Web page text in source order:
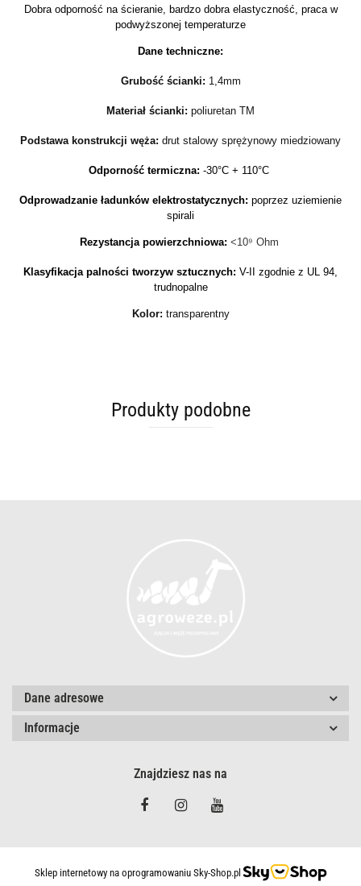
Dobra odporność na ścieranie, bardzo dobra elastyczność, praca w
podwyższonej temperaturze
Dane techniczne:
Grubość ścianki: 1,4mm
Materiał ścianki: poliuretan TM
Podstawa konstrukcji węża: drut stalowy sprężynowy miedziowany
Odporność termiczna: -30°C + 110°C
Odprowadzanie ładunków elektrostatycznych: poprzez uziemienie
spirali
Rezystancja powierzchniowa: <10⁹ Ohm
Klasyfikacja palności tworzyw sztucznych: V-II zgodnie z UL 94,
trudnopalne
Kolor: transparentny
Produkty podobne
Dane adresowe
Informacje
Znajdziesz nas na
Sklep internetowy na oprogramowaniu Sky-Shop.pl